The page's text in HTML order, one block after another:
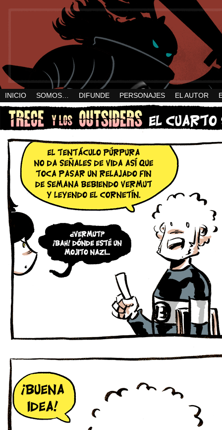
INICIO SOMOS… DIFUNDE PERSONAJES EL AUTOR